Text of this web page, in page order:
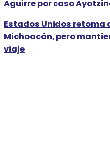
Aguirre por caso
Estados Unidos retoma
Michoacán, pero
viaje